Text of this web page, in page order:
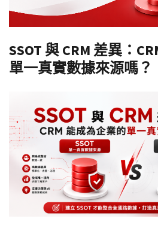
SSOT 與 CRM 差異：
單一真實數據來源嗎？